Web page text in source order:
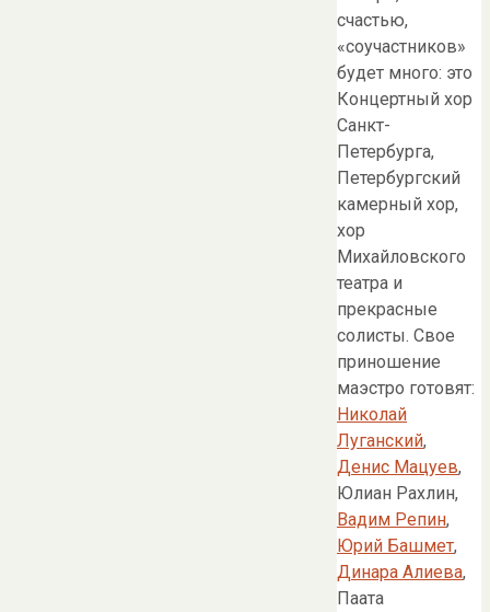
счастью,
«соучастников»
будет много: это
Концертный хор
Санкт-
Петербурга,
Петербургский
камерный хор,
хор
Михайловского
театра и
прекрасные
солисты. Свое
приношение
маэстро готовят:
Николай
Луганский,
Денис Мацуев,
Юлиан Рахлин,
Вадим Репин,
Юрий Башмет,
Динара Алиева,
Паата